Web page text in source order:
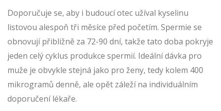
Doporučuje se, aby i budoucí otec užíval kyselinu
listovou alespoň tři měsíce před početím. Spermie se
obnovují přibližně za 72-90 dní, takže tato doba pokryje
jeden celý cyklus produkce spermií. Ideální dávka pro
muže je obvykle stejná jako pro ženy, tedy kolem 400
mikrogramů denně, ale opět záleží na individuálním
doporučení lékaře.